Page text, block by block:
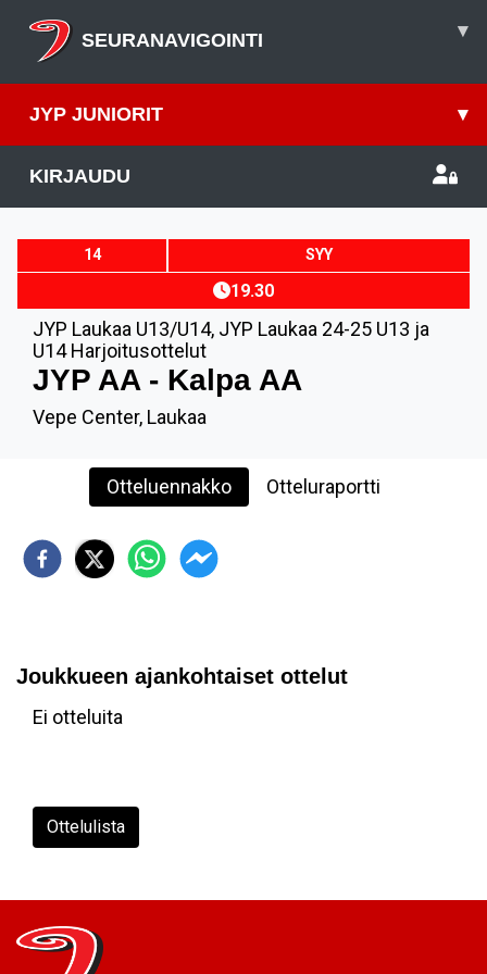
SEURANAVIGOINTI ▾
JYP JUNIORIT ▾
KIRJAUDU
14 SYY
19.30
JYP Laukaa U13/U14, JYP Laukaa 24-25 U13 ja
U14 Harjoitusottelut
JYP AA - Kalpa AA
Vepe Center, Laukaa
Otteluennakko Otteluraportti
Joukkueen ajankohtaiset ottelut
Ei otteluita
Ottelulista